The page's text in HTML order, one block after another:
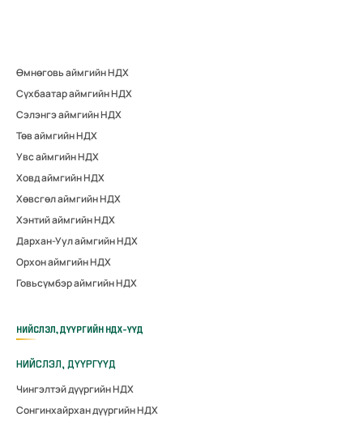
Өмнөговь аймгийн НДХ
Сүхбаатар аймгийн НДХ
Сэлэнгэ аймгийн НДХ
Төв аймгийн НДХ
Увс аймгийн НДХ
Ховд аймгийн НДХ
Хөвсгөл аймгийн НДХ
Хэнтий аймгийн НДХ
Дархан-Уул аймгийн НДХ
Орхон аймгийн НДХ
Говьсүмбэр аймгийн НДХ
НИЙСЛЭЛ, ДҮҮРГИЙН НДХ-ҮҮД
НИЙСЛЭЛ, ДҮҮРГҮҮД
Чингэлтэй дүүргийн НДХ
Сонгинхайрхан дүүргийн НДХ